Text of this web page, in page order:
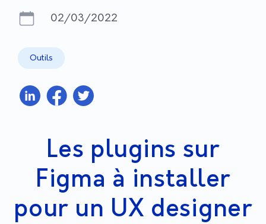
02/03/2022
Outils
Les plugins sur
Figma à installer
pour un UX designer